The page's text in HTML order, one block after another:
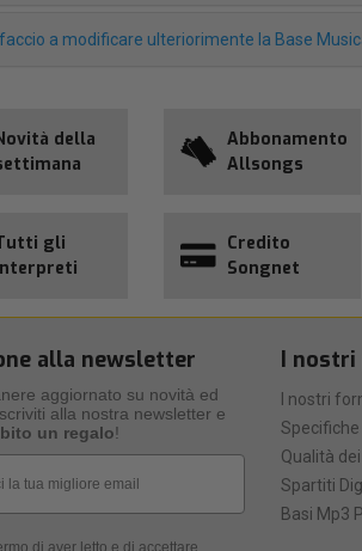
a modificare ulteriorimente la Base
della
Abbonamento
Allsongs
gli
Credito
Songnet
alla newsletter
aggiornato su novità ed
alla nostra newsletter e
un regalo!
I
I nostri
Qualità dei
Spartiti
Basi Mp3